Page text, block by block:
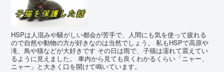
HSPは人混みや騒がしい都会が苦手で、人間にも気を使って疲れる
ので自然や動物の方が好きなのは当然でしょう。 私もHSPで高原や
滝、鳥や猫などが大好きです その日は雨で、子猫は濡れて震えてい
るように見えました。 車内から見ても良くわかるくらい「ニャー、
ニャー」と大きく口を開けて鳴いています。